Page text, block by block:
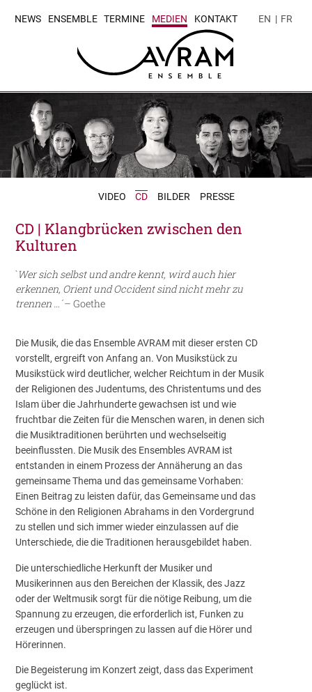
NEWS ENSEMBLE TERMINE MEDIEN KONTAKT EN | FR
VIDEO CD BILDER PRESSE
CD | Klangbrücken zwischen den
Kulturen
`Wer sich selbst und andre kennt, wird auch hier
erkennen, Orient und Occident sind nicht mehr zu
trennen …´– Goethe
Die Musik, die das Ensemble AVRAM mit dieser ersten CD
vorstellt, ergreift von Anfang an. Von Musikstück zu
Musikstück wird deutlicher, welcher Reichtum in der Musik
der Religionen des Judentums, des Christentums und des
Islam über die Jahrhunderte gewachsen ist und wie
fruchtbar die Zeiten für die Menschen waren, in denen sich
die Musiktraditionen berührten und wechselseitig
beeinflussten. Die Musik des Ensembles AVRAM ist
entstanden in einem Prozess der Annäherung an das
gemeinsame Thema und das gemeinsame Vorhaben:
Einen Beitrag zu leisten dafür, das Gemeinsame und das
Schöne in den Religionen Abrahams in den Vordergrund
zu stellen und sich immer wieder einzulassen auf die
Unterschiede, die die Traditionen herausgebildet haben.
Die unterschiedliche Herkunft der Musiker und
Musikerinnen aus den Bereichen der Klassik, des Jazz
oder der Weltmusik sorgt für die nötige Reibung, um die
Spannung zu erzeugen, die erforderlich ist, Funken zu
erzeugen und überspringen zu lassen auf die Hörer und
Hörerinnen.
Die Begeisterung im Konzert zeigt, dass das Experiment
geglückt ist.